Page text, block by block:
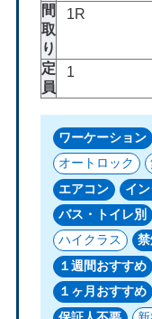
間
取
り
1R
定
員
1
ワーケーション
オートロック
エアコン
イ
バス・トイレ別
ハイクラス
１週間おすすめ
１ヶ月おすすめ